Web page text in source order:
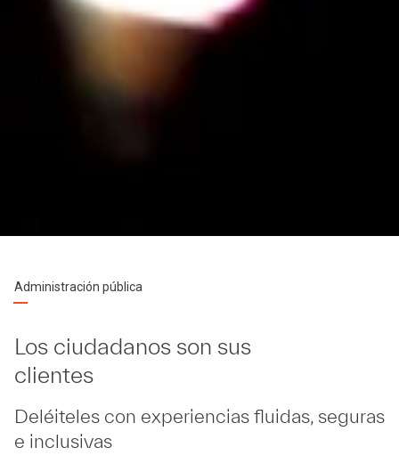
Administración pública
Los ciudadanos son sus
clientes
Deléiteles con experiencias fluidas, seguras
e inclusivas